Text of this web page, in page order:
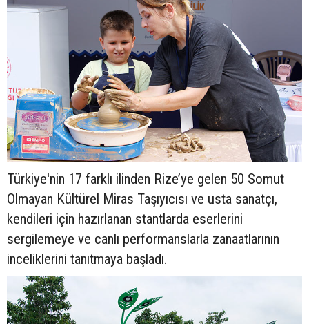
Türkiye'nin 17 farklı ilinden Rize’ye gelen 50 Somut
Olmayan Kültürel Miras Taşıyıcısı ve usta sanatçı,
kendileri için hazırlanan stantlarda eserlerini
sergilemeye ve canlı performanslarla zanaatlarının
inceliklerini tanıtmaya başladı.